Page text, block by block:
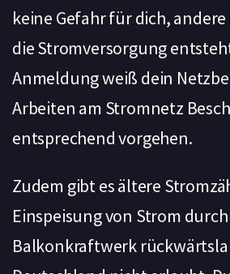
keine Gefahr für dich,
die Stromversorgung
Anmeldung weiß dein
Arbeiten am Stromnetz
entsprechend vorgehen.
Zudem gibt es ältere
Einspeisung von Strom
Balkonkraftwerk